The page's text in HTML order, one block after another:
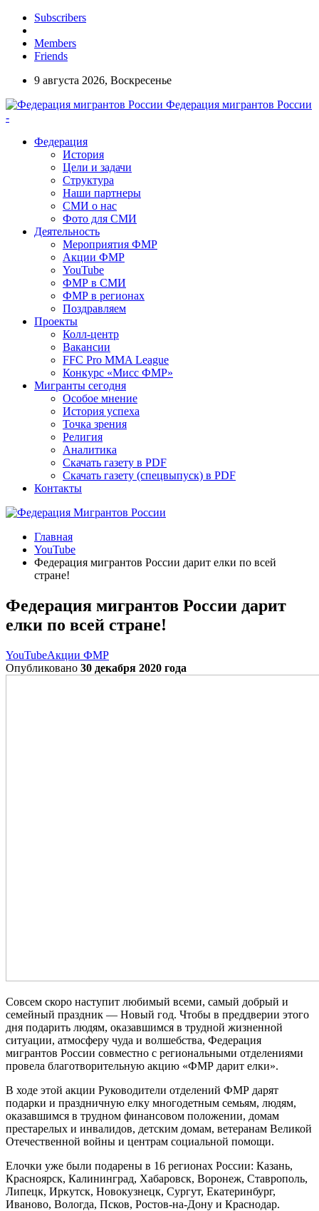
Subscribers
Members
Friends
9 августа 2026, Воскресенье
Федерация мигрантов России
-
Федерация
История
Цели и задачи
Структура
Наши партнеры
СМИ о нас
Фото для СМИ
Деятельность
Мероприятия ФМР
Акции ФМР
YouTube
ФМР в СМИ
ФМР в регионах
Поздравляем
Проекты
Колл-центр
Вакансии
FFC Pro MMA League
Конкурс «Мисс ФМР»
Мигранты сегодня
Особое мнение
История успеха
Точка зрения
Религия
Аналитика
Скачать газету в PDF
Скачать газету (спецвыпуск) в PDF
Контакты
Главная
YouTube
Федерация мигрантов России дарит елки по всей
стране!
Федерация мигрантов России дарит
елки по всей стране!
YouTubeАкции ФМР
Опубликовано 30 декабря 2020 года
Совсем скоро наступит любимый всеми, самый добрый и
семейный праздник — Новый год. Чтобы в преддверии этого
дня подарить людям, оказавшимся в трудной жизненной
ситуации, атмосферу чуда и волшебства, Федерация
мигрантов России совместно с региональными отделениями
провела благотворительную акцию «ФМР дарит елки».
В ходе этой акции Руководители отделений ФМР дарят
подарки и праздничную елку многодетным семьям, людям,
оказавшимся в трудном финансовом положении, домам
престарелых и инвалидов, детским домам, ветеранам Великой
Отечественной войны и центрам социальной помощи.
Елочки уже были подарены в 16 регионах России: Казань,
Красноярск, Калининград, Хабаровск, Воронеж, Ставрополь,
Липецк, Иркутск, Новокузнецк, Сургут, Екатеринбург,
Иваново, Вологда, Псков, Ростов-на-Дону и Краснодар.